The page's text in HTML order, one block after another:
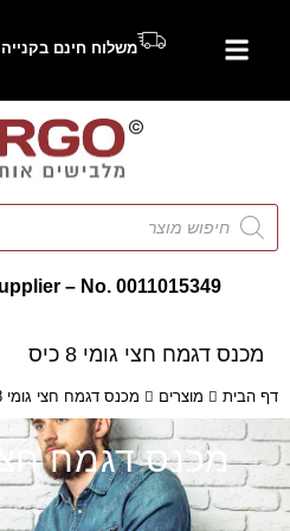
משלוח חינם בקנייה של
– No. 0011015349
מכנס דגמח חצי גומי 8 כיס
דף הבית מוצרים מכנס דגמח חצי גומי 8 כיס
מכנס דגמח חצי